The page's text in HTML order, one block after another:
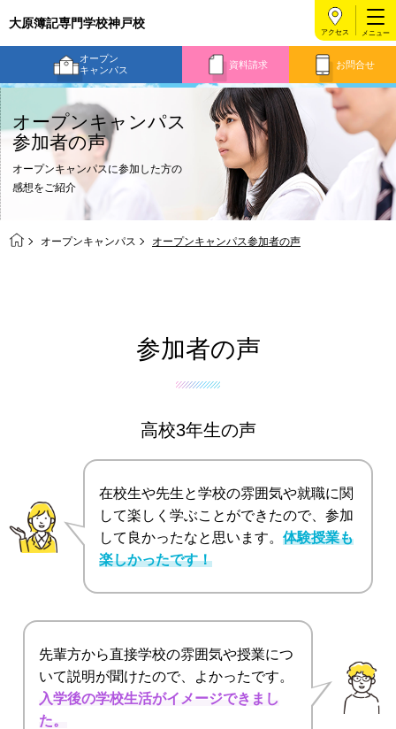
大原簿記専門学校神戸校
オープン
キャンパス
資料請求 お問合せ
アクセス
オープンキャンパス
参加者の声
オープンキャンパスに参加した方の
感想をご紹介
オープンキャンパス オープンキャンパス参加者の声
参加者の声
高校3年生の声
在校生や先生と学校の雰囲気や就職に関
して楽しく学ぶことができたので、参加
して良かったなと思います。 体験授業も
楽しかったです！
先輩方から直接学校の雰囲気や授業につ
いて説明が聞けたので、よかったです。
入学後の学校生活がイメージできまし
た。